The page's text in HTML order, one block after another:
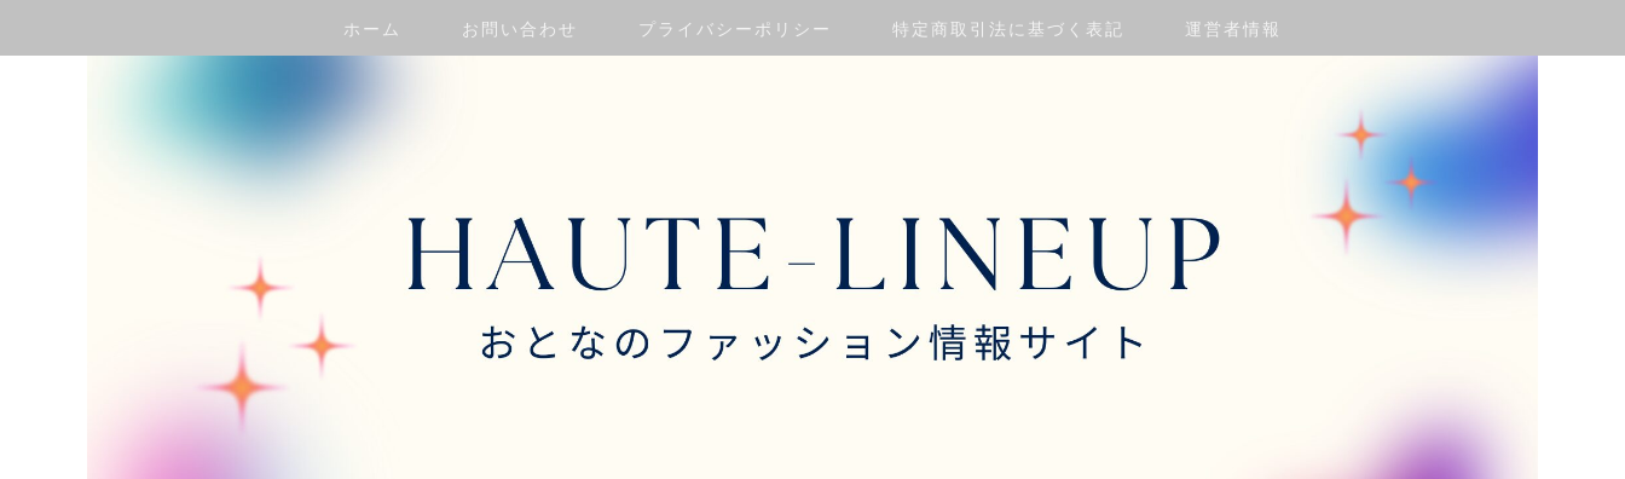
ホーム お問い合わせ プライバシーポリシー 特定商取引法に基づく表記 運営者情報